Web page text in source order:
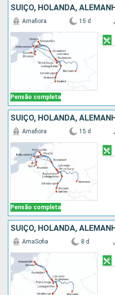
Pensão completa
Amafiora 15 d
Pensão completa
Amafiora 15 d
AmaSofia 8 d